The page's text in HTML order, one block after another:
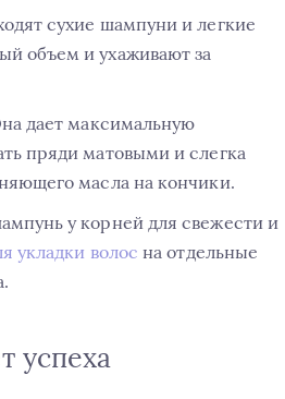
сухие шампуни и легкие
объем и ухаживают за
дает максимальную
пряди матовыми и слегка
масла на кончики.
у корней для свежести и
укладки волос на отдельные
успеха